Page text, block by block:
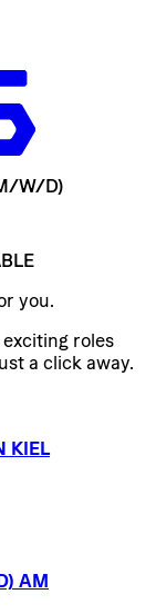
W/D)
you.
roles
a click away.
KIEL
AM